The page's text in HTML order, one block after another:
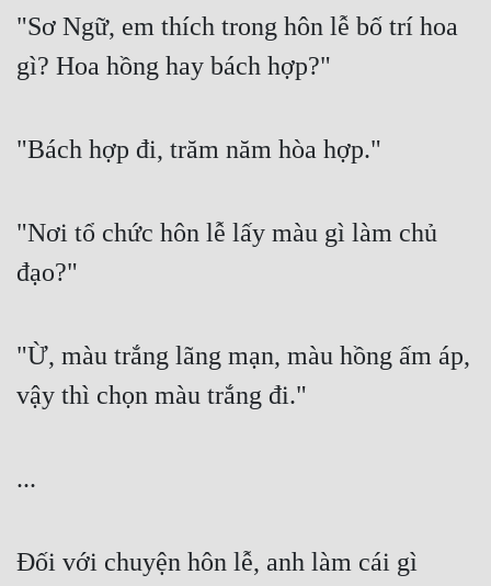
"Sơ Ngữ, em thích trong hôn lễ bố trí hoa
gì? Hoa hồng hay bách hợp?"
"Bách hợp đi, trăm năm hòa hợp."
"Nơi tổ chức hôn lễ lấy màu gì làm chủ
đạo?"
"Ừ, màu trắng lãng mạn, màu hồng ấm áp,
vậy thì chọn màu trắng đi."
...
Đối với chuyện hôn lễ, anh làm cái gì